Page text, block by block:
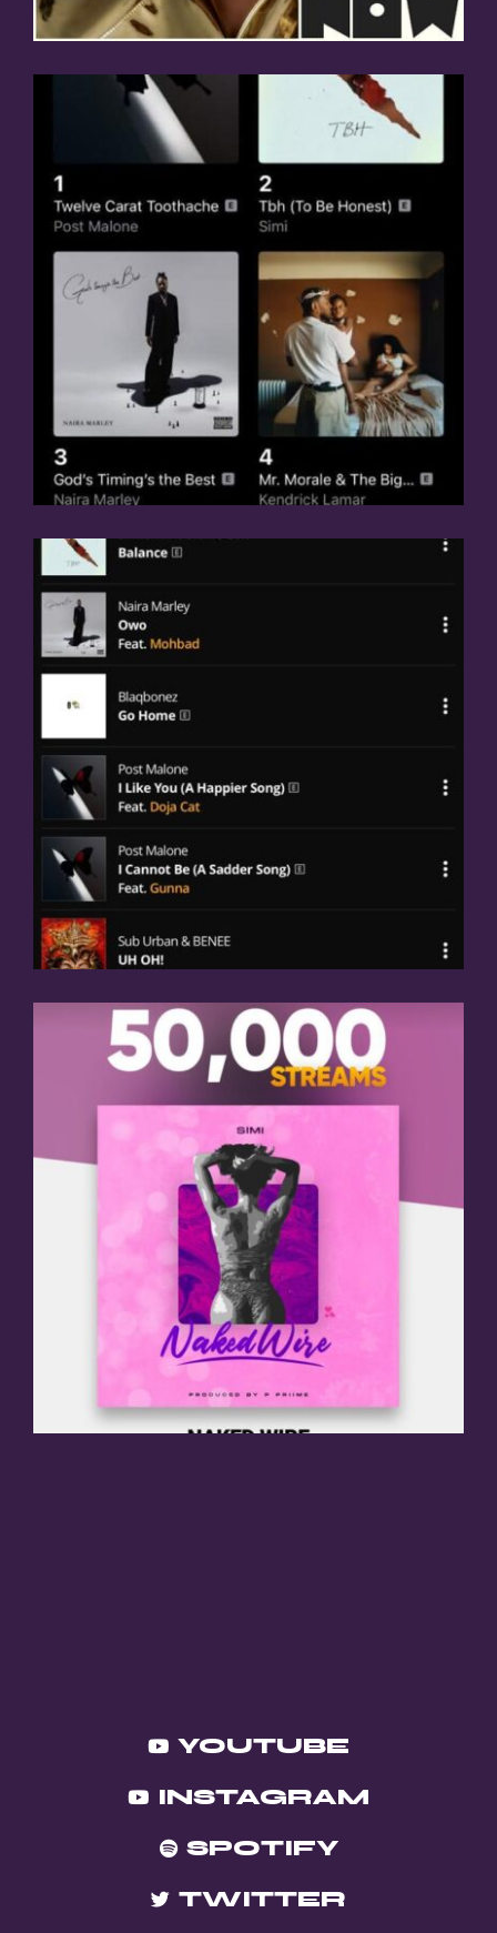
YOUTUBE
INSTAGRAM
SPOTIFY
TWITTER